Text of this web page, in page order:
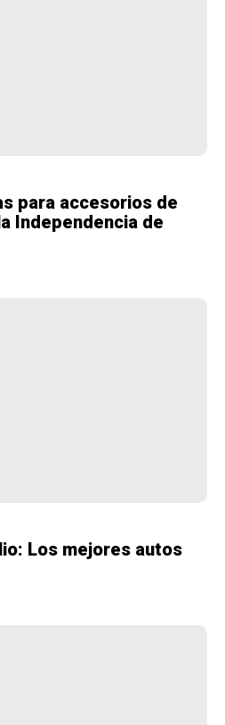
para accesorios de
Independencia de
Los mejores autos